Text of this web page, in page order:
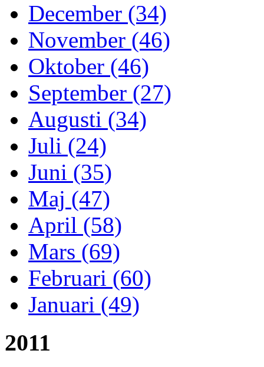
December (34)
November (46)
Oktober (46)
September (27)
Augusti (34)
Juli (24)
Juni (35)
Maj (47)
April (58)
Mars (69)
Februari (60)
Januari (49)
2011